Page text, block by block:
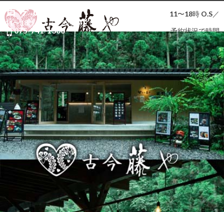
古今 藤や
11〜18時 O.S／ 予約状況で時間変更有
075-741-1300
11〜18時 O.S／
予約状況で時間
変更有
075-
741-
1300